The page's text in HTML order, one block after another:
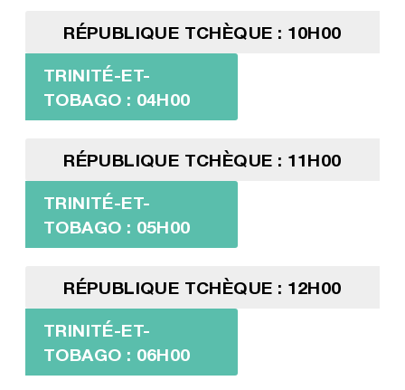
RÉPUBLIQUE TCHÈQUE : 10H00
TRINITÉ-ET-
TOBAGO : 04H00
RÉPUBLIQUE TCHÈQUE : 11H00
TRINITÉ-ET-
TOBAGO : 05H00
RÉPUBLIQUE TCHÈQUE : 12H00
TRINITÉ-ET-
TOBAGO : 06H00